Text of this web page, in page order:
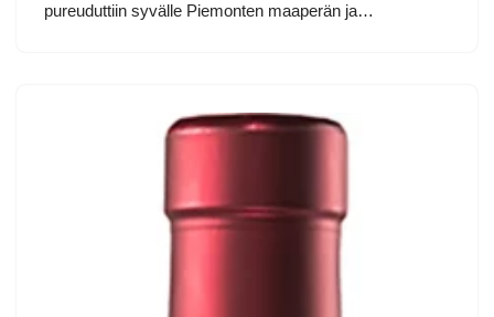
pureuduttiin syvälle Piemonten maaperän ja…